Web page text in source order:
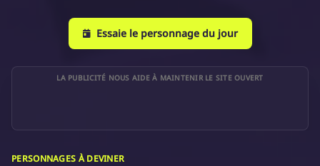
Essaie le personnage du jour
LA PUBLICITÉ NOUS AIDE À MAINTENIR LE SITE OUVERT
PERSONNAGES À DEVINER